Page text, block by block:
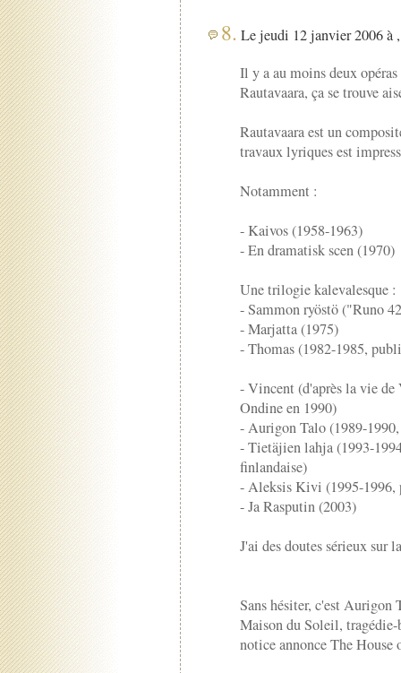
8. Le jeudi 12 janvier 2006 à
Il y a au moins deux
Rautavaara, ça se trouve
Rautavaara est un
travaux lyriques est
Notamment :
- Kaivos (1958-1963)
- En dramatisk scen (1970)
Une trilogie kalevalesque :
- Sammon ryöstö ("Runo
- Marjatta (1975)
- Thomas (1982-1985,
- Vincent (d'après la vie
Ondine en 1990)
- Aurigon Talo (1989-
- Tietäjien lahja (1993-
finlandaise)
- Aleksis Kivi (1995-1996,
- Ja Rasputin (2003)
J'ai des doutes sérieux
Sans hésiter, c'est
Maison du Soleil, tragédie-
notice annonce The House